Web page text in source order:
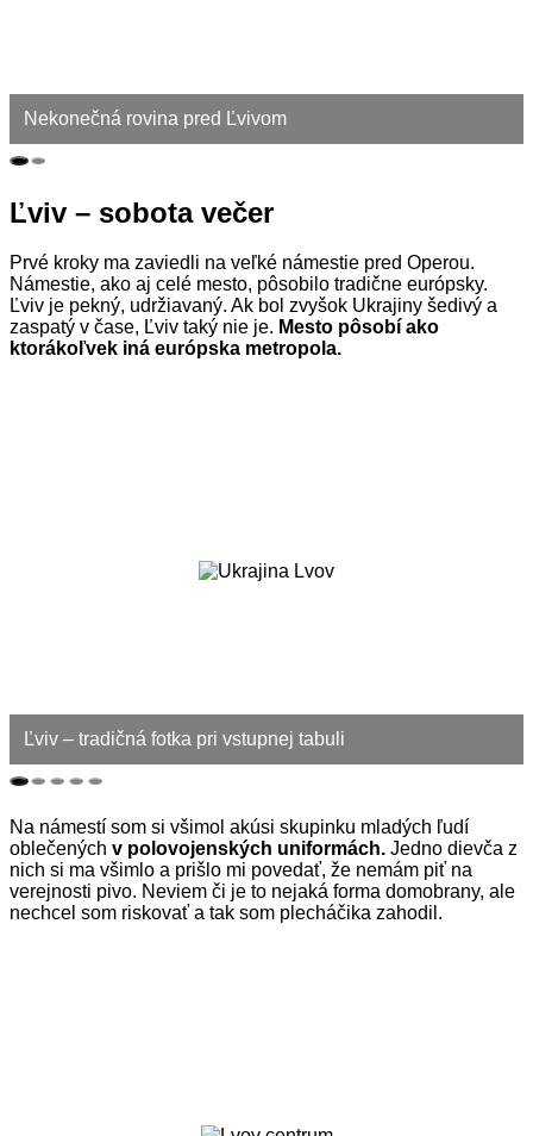
Nekonečná rovina pred Ľvivom
Ľviv – sobota večer
Prvé kroky ma zaviedli na veľké námestie pred Operou.
Námestie, ako aj celé mesto, pôsobilo tradične európsky.
Ľviv je pekný, udržiavaný. Ak bol zvyšok Ukrajiny šedivý a
zaspatý v čase, Ľviv taký nie je. Mesto pôsobí ako
ktorákoľvek iná európska metropola.
Ľviv – tradičná fotka pri vstupnej tabuli
Na námestí som si všimol akúsi skupinku mladých ľudí
oblečených v polovojenských uniformách. Jedno dievča z
nich si ma všimlo a prišlo mi povedať, že nemám piť na
verejnosti pivo. Neviem či je to nejaká forma domobrany, ale
nechcel som riskovať a tak som plecháčika zahodil.